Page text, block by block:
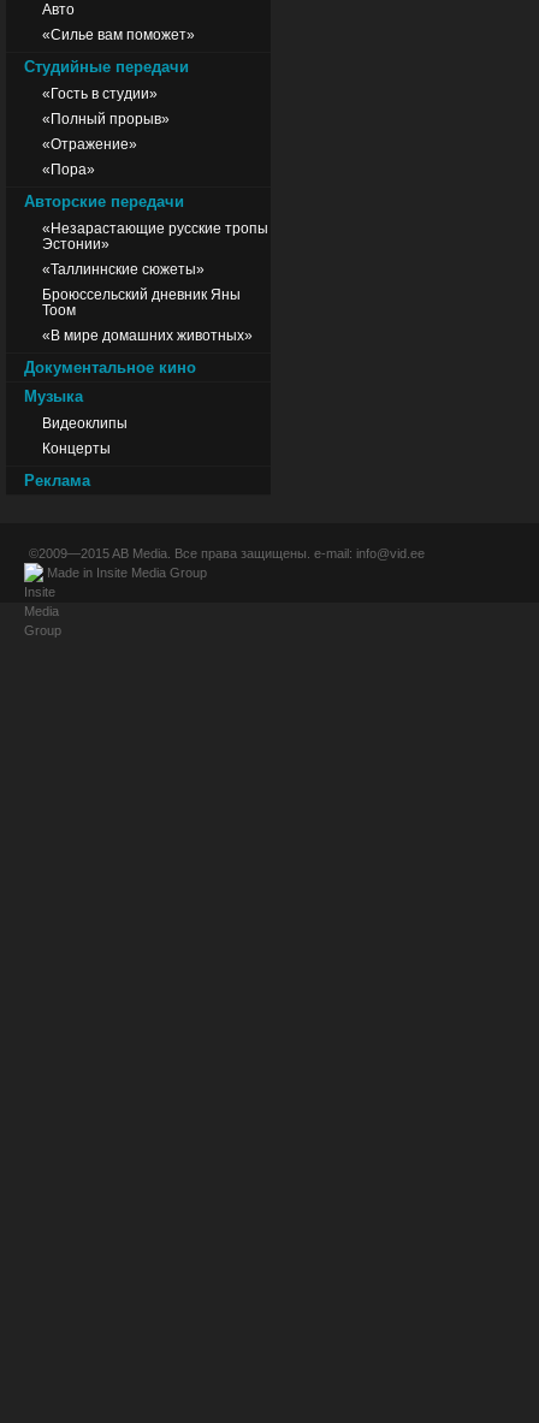
Авто
«Силье вам поможет»
Студийные передачи
«Гость в студии»
«Полный прорыв»
«Отражение»
«Пора»
Авторские передачи
«Незарастающие русские тропы
Эстонии»
«Таллиннские сюжеты»
Броюссельский дневник Яны
Тоом
«В мире домашних животных»
Документальное кино
Музыка
Видеоклипы
Концерты
Реклама
©2009—2015AB Media . Все права защищены. e-mail: info@vid.ee
Made in Insite Media Group